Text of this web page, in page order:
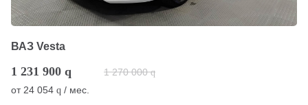
ВАЗ Vesta
1 231 900 q 1 270 000 q
от 24 054 q / мес.